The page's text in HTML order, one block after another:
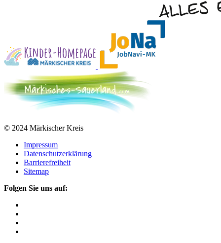
© 2024 Märkischer Kreis
Impressum
Datenschutzerklärung
Barrierefreiheit
Sitemap
Folgen Sie uns auf: